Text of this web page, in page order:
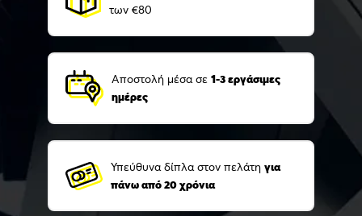
των €80
Αποστολή μέσα σε 1-3 εργάσιμες
ημέρες
Υπεύθυνα δίπλα στον πελάτη για
πάνω από 20 χρόνια